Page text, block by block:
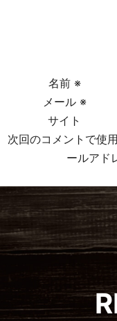
名前 ※
メール ※
サイト
次回のコメントで使
ールアド